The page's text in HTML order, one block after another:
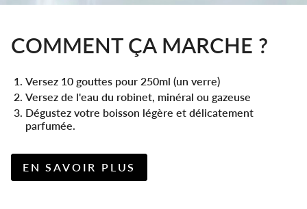
COMMENT ÇA MARCHE ?
Versez 10 gouttes pour 250ml (un verre)
Versez de l'eau du robinet, minéral ou gazeuse
Dégustez votre boisson légère et délicatement
parfumée.
EN SAVOIR PLUS